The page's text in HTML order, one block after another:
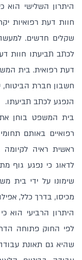
היתרון השלישי הוא
חוות דעת רפואיות
שקלים חדשים.
לכתב תביעתו חוות
דעת רפואית. בית
חשבון חברת
הנפגע לכתב תביעתו.
בית המשפט בוחן את
רפואיים באותם
ראשית ראיה לקיומה
לדאוג כי נפגע גוף
שימונו על ידי בית
מכיסו, בדרך כלל,
היתרון הרביעי הוא
לפי החוק פתוחה
שהיא גם תאונת